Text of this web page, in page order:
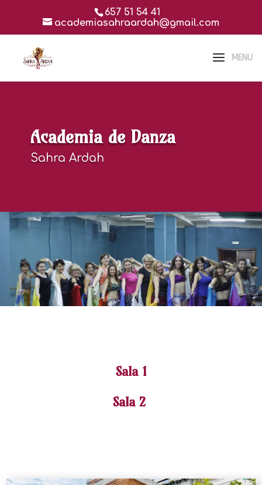
657 51 54 41
academiasahraardah@gmail.com
Academia de Danza
Sahra Ardah
Sala 1
Sala 2